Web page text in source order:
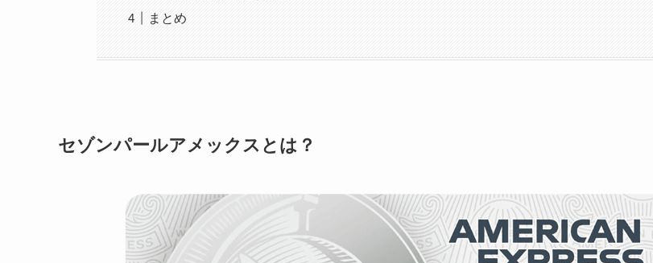
まとめ
セゾンパールアメックスとは？